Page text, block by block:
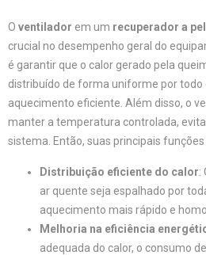
O ventilador em um recuperador a
crucial no desempenho geral do
é garantir que o calor gerado pela
distribuído de forma uniforme por todo
aquecimento eficiente. Além disso, o
manter a temperatura controlada,
sistema. Então, suas principais
Distribuição eficiente do calor:
ar quente seja espalhado por
aquecimento mais rápido e
Melhoria na eficiência
adequada do calor, o consumo